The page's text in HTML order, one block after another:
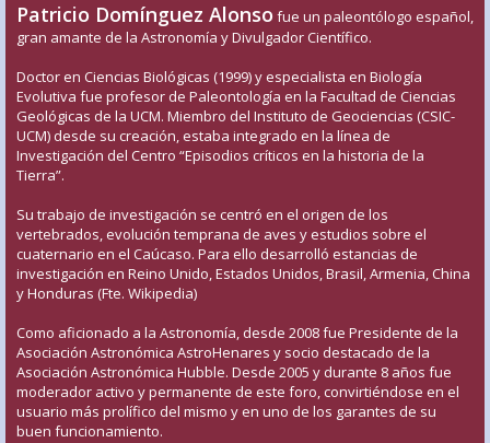
Patricio Domínguez Alonso fue un paleontólogo español,
gran amante de la Astronomía y Divulgador Científico.
Doctor en Ciencias Biológicas (1999) y especialista en Biología
Evolutiva fue profesor de Paleontología en la Facultad de Ciencias
Geológicas de la UCM. Miembro del Instituto de Geociencias (CSIC-
UCM) desde su creación, estaba integrado en la línea de
Investigación del Centro “Episodios críticos en la historia de la
Tierra”.
Su trabajo de investigación se centró en el origen de los
vertebrados, evolución temprana de aves y estudios sobre el
cuaternario en el Caúcaso. Para ello desarrolló estancias de
investigación en Reino Unido, Estados Unidos, Brasil, Armenia, China
y Honduras (Fte. Wikipedia)
Como aficionado a la Astronomía, desde 2008 fue Presidente de la
Asociación Astronómica AstroHenares y socio destacado de la
Asociación Astronómica Hubble. Desde 2005 y durante 8 años fue
moderador activo y permanente de este foro, convirtiéndose en el
usuario más prolífico del mismo y en uno de los garantes de su
buen funcionamiento.